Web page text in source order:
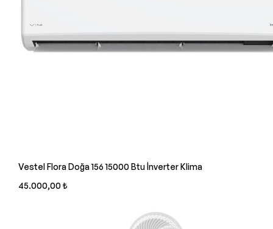
Vestel Flora Doğa 156 15000 Btu İnverter Klima
45.000,00 ₺